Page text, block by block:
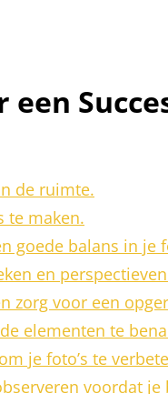
een
de ruimte.
te maken.
goede balans in je
en
zorg voor een
elementen te
je foto’s te
voordat